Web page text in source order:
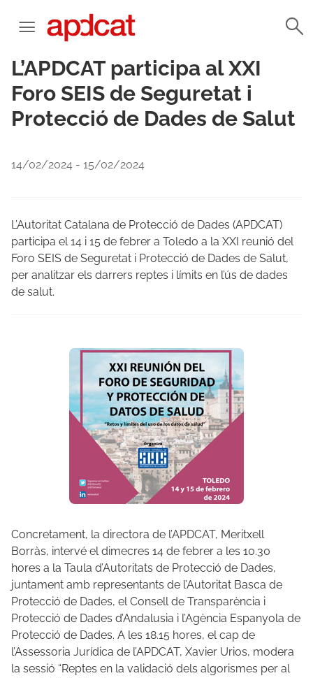
L’APDCAT participa al XXI
Foro SEIS de Seguretat i
Protecció de Dades de Salut
14/02/2024 - 15/02/2024
L’Autoritat Catalana de Protecció de Dades (APDCAT)
participa el 14 i 15 de febrer a Toledo a la XXI reunió del
Foro SEIS de Seguretat i Protecció de Dades de Salut,
per analitzar els darrers reptes i límits en l’ús de dades
de salut.
Concretament, la directora de l’APDCAT, Meritxell
Borràs, intervé el dimecres 14 de febrer a les 10.30
hores a la Taula d’Autoritats de Protecció de Dades,
juntament amb representants de l’Autoritat Basca de
Protecció de Dades, el Consell de Transparència i
Protecció de Dades d’Andalusia i l’Agència Espanyola de
Protecció de Dades. A les 18.15 hores, el cap de
l’Assessoria Jurídica de l’APDCAT, Xavier Urios, modera
la sessió “Reptes en la validació dels algorismes per al